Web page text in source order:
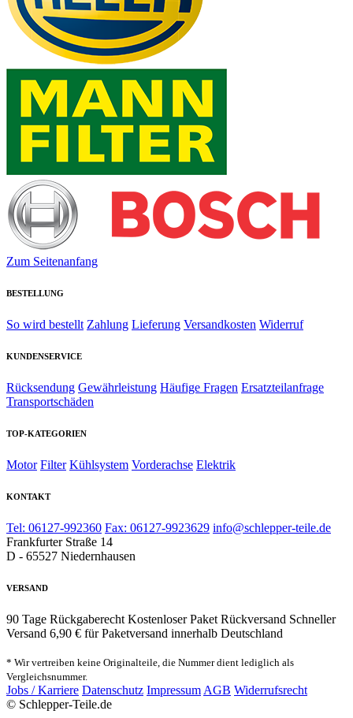
Zum Seitenanfang
BESTELLUNG
So wird bestellt Zahlung Lieferung Versandkosten Widerruf
KUNDENSERVICE
Rücksendung Gewährleistung Häufige Fragen Ersatzteilanfrage
Transportschäden
TOP-KATEGORIEN
Motor Filter Kühlsystem Vorderachse Elektrik
KONTAKT
Tel: 06127-992360 Fax: 06127-9923629 info@schlepper-teile.de
Frankfurter Straße 14
D - 65527 Niedernhausen
VERSAND
90 Tage Rückgaberecht Kostenloser Paket Rückversand Schneller
Versand 6,90 € für Paketversand innerhalb Deutschland
* Wir vertreiben keine Originalteile, die Nummer dient lediglich als
Vergleichsnummer.
Jobs / Karriere Datenschutz Impressum AGB Widerrufsrecht
© Schlepper-Teile.de